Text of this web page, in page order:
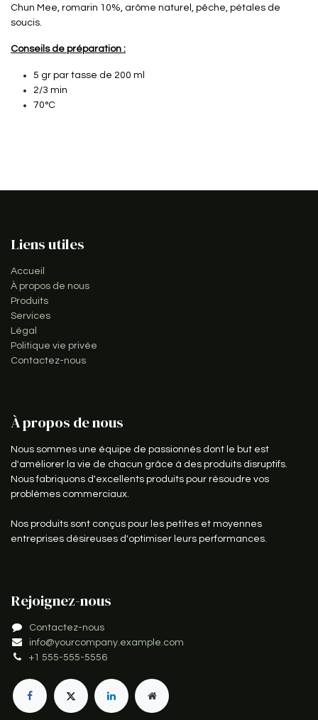
Chun Mee, romarin 10%, arôme naturel, pêche, pétales de
soucis.
Conseils de préparation :
5 gr par tasse de 200 ml
2/3 min
70°C
Liens utiles
Accueil
À propos de nous
Produits
Services
Légal
Politique vie privée
Contactez-nous
À propos de nous
Nous sommes une équipe de passionnés dont le but est
d'améliorer la vie de chacun grâce à des produits disruptifs.
Nous fabriquons d'excellents produits pour résoudre vos
problèmes commerciaux.
Nos produits sont conçus pour les petites et moyennes
entreprises désireuses d'optimiser leurs performances.
Rejoignez-nous
Contactez-nous
info@yourcompany.example.com
+1 555-555-5556